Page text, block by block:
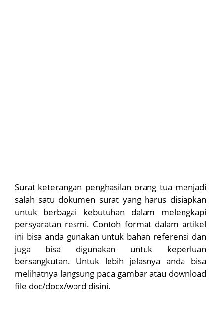
Surat keterangan penghasilan orang tua menjadi
salah satu dokumen surat yang harus disiapkan
untuk berbagai kebutuhan dalam melengkapi
persyaratan resmi. Contoh format dalam artikel
ini bisa anda gunakan untuk bahan referensi dan
juga bisa digunakan untuk keperluan
bersangkutan. Untuk lebih jelasnya anda bisa
melihatnya langsung pada gambar atau download
file doc/docx/word disini.